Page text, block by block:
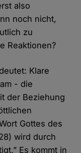
also
noch nicht,
zu
Reaktionen?
Klare
- die
der Beziehung
Gottes des
wird durch
Es kommt in